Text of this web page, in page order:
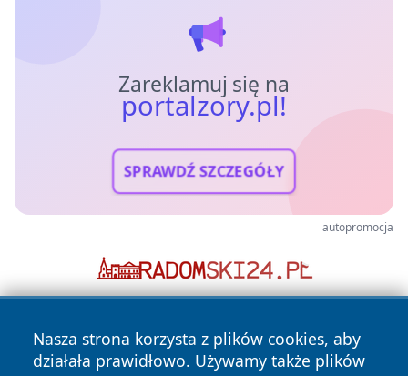
Zareklamuj się na
portalzory.pl!
SPRAWDŹ SZCZEGÓŁY
autopromocja
Nasza strona korzysta z plików cookies, aby
działała prawidłowo. Używamy także plików